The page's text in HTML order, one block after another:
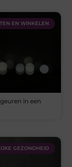
EN WINKELEN
in een
GEZONDHEID